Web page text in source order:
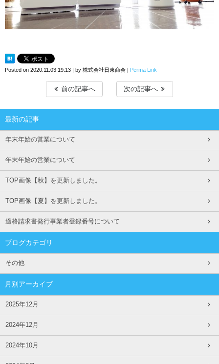
Posted on 2020.11.03 19:13 | by 株式会社日東商会 | Perma Link
前の記事へ 次の記事へ
最新の記事
年末年始の営業について
年末年始の営業について
TOP画像【秋】を更新しました。
TOP画像【夏】を更新しました。
適格請求書発行事業者登録番号について
ブログカテゴリ
その他
月別アーカイブ
2025年12月
2024年12月
2024年10月